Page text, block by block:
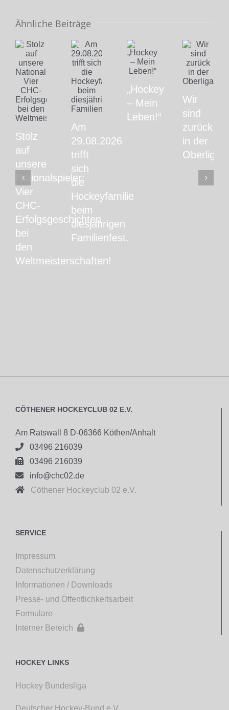
Ähnliche Beiträge
Stolz
auf
unsere
Nationalspieler:
Vier
CHC-
Erfolgsgeschichten
bei
den
Weltmeisterschaften!
Am
29.08.2026
trifft
sich
die
Hockeyfamilie
beim
diesjährigen
Familienfest.
„Hockey
– Mein
Leben!“
Wir
sind
zurück
in der
Oberliga!
CÖTHENER HOCKEYCLUB 02 E.V.
Am Ratswall 8 D-06366 Köthen/Anhalt
 03496 216039
 03496 216039
 info@chc02.de
 Cöthener Hockeyclub 02 e.V.
SERVICE
Impressum
Datenschutzerklärung
Informationen / Downloads
Presse- und Öffentlichkeitsarbeit
Formulare
Interner Bereich 
HOCKEY LINKS
Hockey Bundesliga
Deutscher Hockey-Bund e.V.